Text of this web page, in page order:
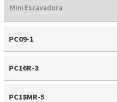
Mini Escavadora
PC09-1
PC16R-3
PC18MR-5